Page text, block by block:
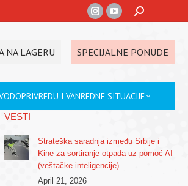
Instagram
opens
in
new
window
YouTube
opens
in
new
window
Search:
NA LAGERU SPECIJALNE PONUDE
I VANREDNE SITUACIJE
VESTI
Strateška saradnja između Srbije i
Kine za sortiranje otpada uz pomoć AI
(veštačke inteligencije)
April 21, 2026